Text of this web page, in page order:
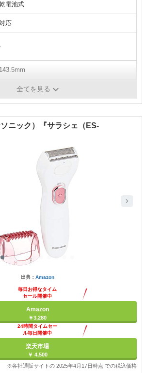
電池式
応
143.5mm
全てを見る
ニック）『サラシェ（ES-
出典： Amazon
毎日お得なタイム
セール開催中
Amazon
￥3,280
24時間タイムセー
ル毎日開催中
楽天市場
￥ 4,500
※各社通販サイトの 2025年4月17日時点 での税込価格